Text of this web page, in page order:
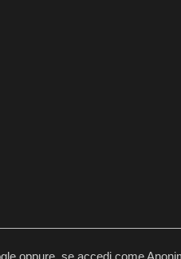
oppure, se accedi come